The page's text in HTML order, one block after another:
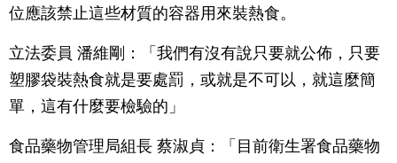
位應該禁止這些材質的容器用來裝熱食。
立法委員 潘維剛：「我們有沒有說只要就公佈，只要
塑膠袋裝熱食就是要處罰，或就是不可以，就這麼簡
單，這有什麼要檢驗的」
食品藥物管理局組長 蔡淑貞：「目前衛生署食品藥物